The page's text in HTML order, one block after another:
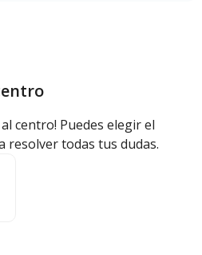
centro! Puedes elegir el
resolver todas tus dudas.